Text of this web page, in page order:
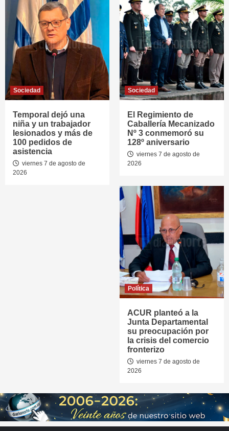
Sociedad
Temporal dejó una
niña y un trabajador
lesionados y más de
100 pedidos de
asistencia
viernes 7 de agosto de
2026
Sociedad
El Regimiento de
Caballería Mecanizado
Nº 3 conmemoró su
128º aniversario
viernes 7 de agosto de
2026
Política
ACUR planteó a la
Junta Departamental
su preocupación por
la crisis del comercio
fronterizo
viernes 7 de agosto de
2026